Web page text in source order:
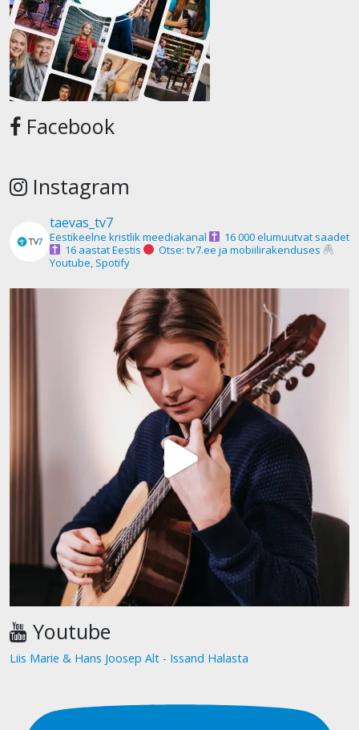
Facebook
Instagram
taevas_tv7
Eestikeelne kristlik meediakanal
16 000 elumuutvat saadet
16 aastat Eestis
Otse: tv7.ee ja mobiilirakenduses
Youtube, Spotify
Youtube
Liis Marie & Hans Joosep Alt - Issand Halasta